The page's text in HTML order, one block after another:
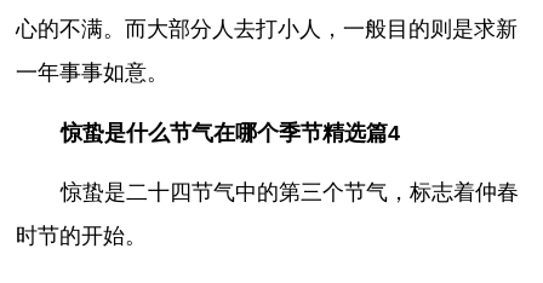
心的不满。而大部分人去打小人，一般目的则是求新
一年事事如意。
惊蛰是什么节气在哪个季节精选篇4
惊蛰是二十四节气中的第三个节气，标志着仲春
时节的开始。